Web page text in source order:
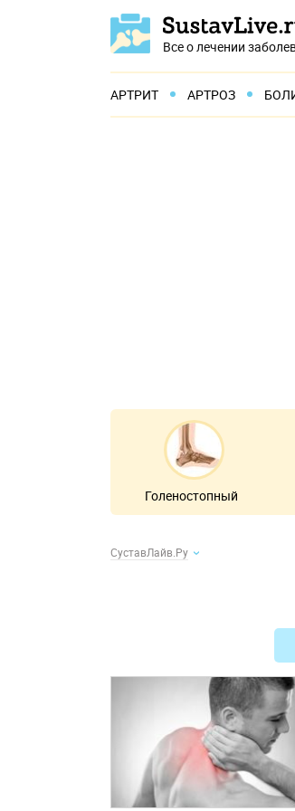
Все о лечении
АРТРИТ АРТРОЗ
Голеностопный
СуставЛайв.Ру